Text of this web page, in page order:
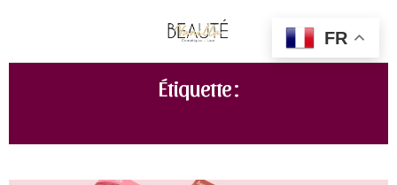
Étiquette :
FR